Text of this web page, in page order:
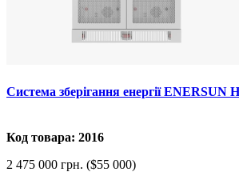
Система зберігання енергії ENERSUN
Код товара: 2016
2 475 000 грн. ($55 000)